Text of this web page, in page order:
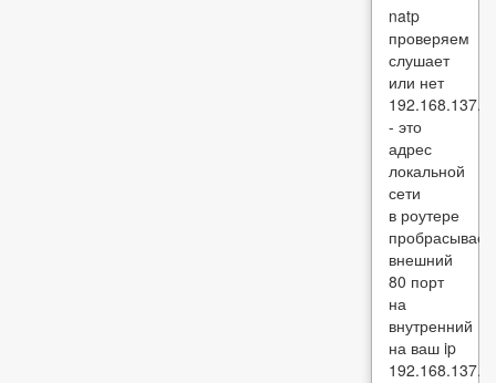
natp
проверяем
слушает
или нет
192.168.137.1
- это
адрес
локальной
сети
в роутере
пробрасываем
внешний
80 порт
на
внутренний
на ваш ip
192.168.137.1